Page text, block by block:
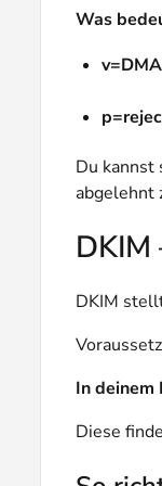
Was
Du
abgelehnt
DKIM
In deinem
Diese